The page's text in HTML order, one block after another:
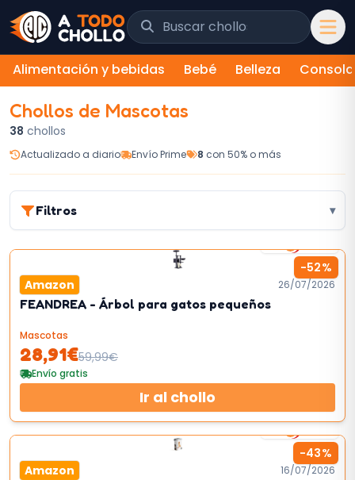
Saltar al contenido
Buscar chollos y tiendas
Alimentación y bebidas Bebé Belleza
Chollos de Mascotas
38 chollos
Actualizado a diario Envío Prime 8 con 50% o más
Filtros ▾
-52%
Amazon 26/07/2026
FEANDREA - Árbol para gatos pequeños
Mascotas
28,91€59,99€
Envío gratis
Ir al chollo
-43%
2km/h
Amazon 16/07/2026